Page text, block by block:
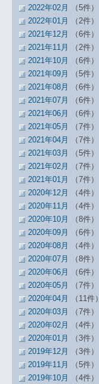
2022年02月
（5件）
2022年01月
（2件）
2021年12月
（6件）
2021年11月
（2件）
2021年10月
（6件）
2021年09月
（5件）
2021年08月
（6件）
2021年07月
（6件）
2021年06月
（6件）
2021年05月
（7件）
2021年04月
（7件）
2021年03月
（5件）
2021年02月
（7件）
2021年01月
（7件）
2020年12月
（4件）
2020年11月
（4件）
2020年10月
（8件）
2020年09月
（6件）
2020年08月
（4件）
2020年07月
（8件）
2020年06月
（6件）
2020年05月
（7件）
2020年04月
（11件）
2020年03月
（7件）
2020年02月
（4件）
2020年01月
（3件）
2019年12月
（3件）
2019年11月
（5件）
2019年10月
（4件）